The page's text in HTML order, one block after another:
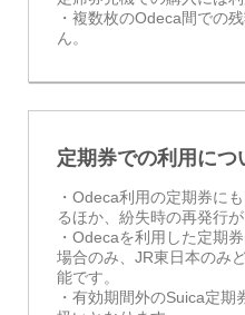
・複数枚のOdeca間での
ん。
定期券での利用につ
・Odeca利用の定期券に
るほか、紛失時の再発行
・Odecaを利用した定期
場合のみ、JR東日本のみ
能です。
・有効期間外のSuica定